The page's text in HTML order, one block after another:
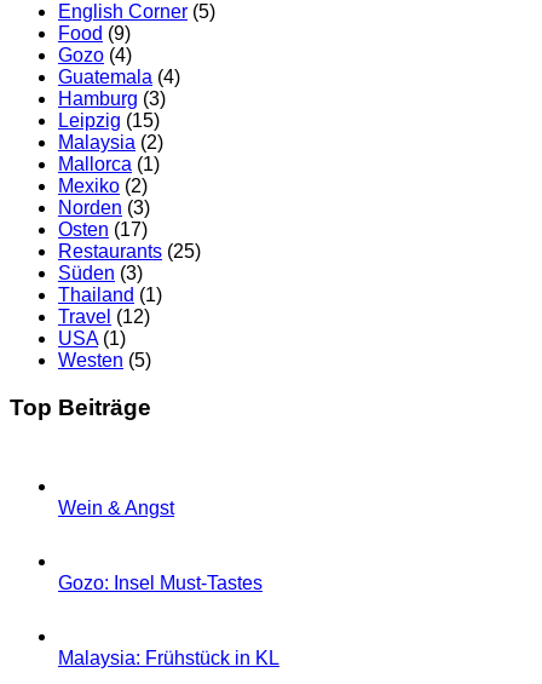
English Corner (5)
Food (9)
Gozo (4)
Guatemala (4)
Hamburg (3)
Leipzig (15)
Malaysia (2)
Mallorca (1)
Mexiko (2)
Norden (3)
Osten (17)
Restaurants (25)
Süden (3)
Thailand (1)
Travel (12)
USA(1)
Westen (5)
Top Beiträge
Wein & Angst
Gozo: Insel Must-Tastes
Malaysia: Frühstück in KL